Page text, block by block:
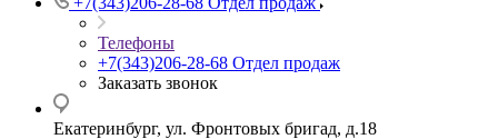
Телефоны
+7(343)206-28-68 Отдел продаж
Заказать звонок
Екатеринбург, ул. Фронтовых бригад, д.18